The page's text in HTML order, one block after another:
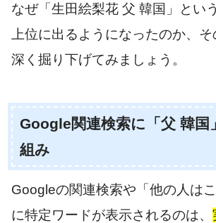
なぜ「生田絵梨花 父 韓国」とい
上位に出るようになったのか、
深く掘り下げてみましょう。
Google関連検索に「父 韓国
組み
Googleの関連検索や「他の人はこ
に特定ワードが表示されるのは、